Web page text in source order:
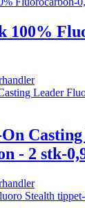
100%
- 2 stk-